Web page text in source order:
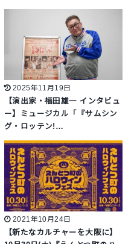
2025年11月19日
【演出家・福田雄一 インタビュ
ー】ミュージカル「『サムシン
グ・ロッテン!…
2021年10月24日
【新たなカルチャーを大阪に】